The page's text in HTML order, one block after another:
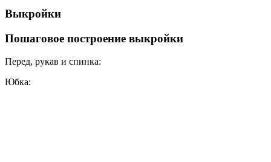
Выкройки
Пошаговое построение выкройки
Перед, рукав и спинка:
Юбка: